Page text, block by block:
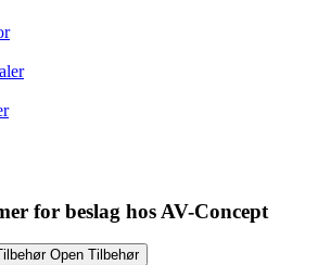
for beslag hos AV-Concept
Open Tilbehør